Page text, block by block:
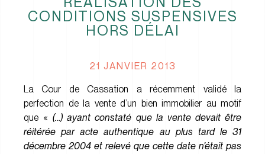
CONDITIONS SUSPENSIVES
HORS DÉLAI
21 JANVIER 2013
La Cour de Cassation a récemment validé la
perfection de la vente d’un bien immobilier au motif
que «(…) ayant constaté que la vente devait être
réitérée par acte authentique au plus tard le 31
décembre 2004 et relevé que cette date n’était pas